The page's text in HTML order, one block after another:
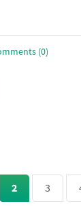
(0)
2 3